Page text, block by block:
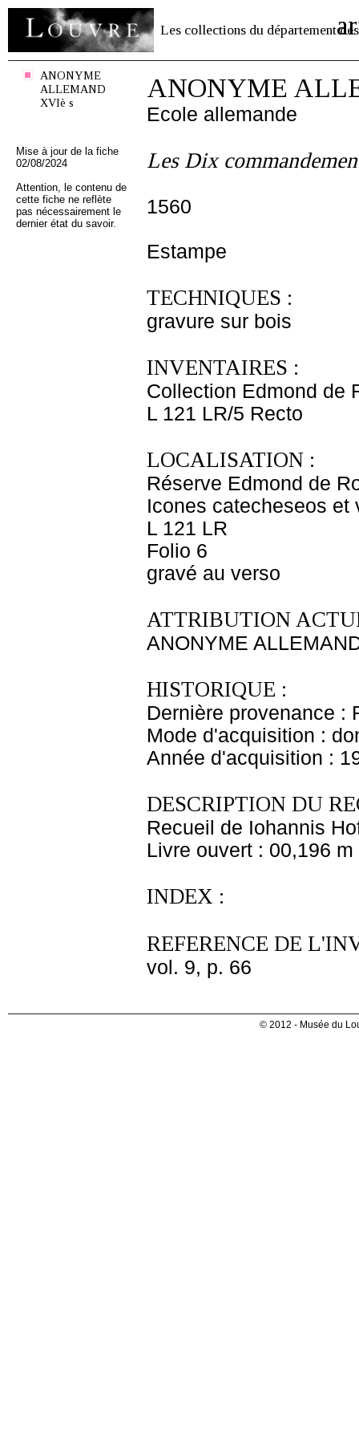
Les collections du département des
ANONYME
ALLEMAND
XVIè s
Mise à jour de la fiche
02/08/2024
Attention, le contenu de
cette fiche ne reflète
pas nécessairement le
dernier état du savoir.
ANONYME
Ecole allemande
Les Dix
1560
Estampe
TECHNIQUES :
gravure sur bois
INVENTAIRES :
Collection Edmond de
L 121 LR/5 Recto
LOCALISATION :
Réserve Edmond de
Icones catecheseos et
L 121 LR
Folio 6
gravé au verso
ATTRIBUTION
ANONYME
HISTORIQUE :
Dernière provenance :
Mode d'acquisition :
Année d'acquisition :
DESCRIPTION DU
Recueil de Iohannis
Livre ouvert : 00,196 m
INDEX :
REFERENCE DE
vol. 9, p. 66
© 2012 - Musée du